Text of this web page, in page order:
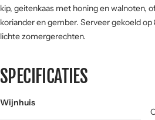
kip, geitenkaas met honing en walnoten,
koriander en gember. Serveer gekoeld op
lichte zomergerechten.
SPECIFICATIES
Wijnhuis